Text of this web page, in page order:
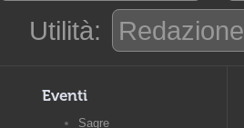
Utilità:
Redazione
Eventi
Sagre